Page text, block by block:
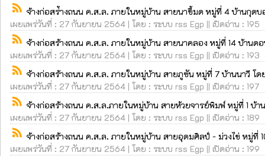
rss_feed จ้างก่อสร่้างถนน ค.ส.ล. ภายในหมู่บ้าน สายนาขี้มด หมู่ที่ 4 บ้านกุดบ
เผยแพร่วันที่ : 27 กันยายน 2564 | โดย : ระบบ rss Egp || เปิดอ่าน : 195
rss_feed จ้างก่อสร้างถนน ค.ส.ล. ภายในหมู่บ้าน สายนาคลอง หมู่ที่ 14 บ้านดอ
เผยแพร่วันที่ : 27 กันยายน 2564 | โดย : ระบบ rss Egp || เปิดอ่าน : 193
rss_feed จ้างก่อสร้างถนน ค.ส.ล. ภายในหมู่บ้าน สายภูซัน หมู่ที่ 7 บ้านนาวี โดย
เผยแพร่วันที่ : 27 กันยายน 2564 | โดย : ระบบ rss Egp || เปิดอ่าน : 197
rss_feed จ้างก่อสร้างถนน ค.ส.ล.ภายในหมู่บ้าน สายห้วยจารย์พิมพ์ หมู่ที่ 1 บ้า
เผยแพร่วันที่ : 27 กันยายน 2564 | โดย : ระบบ rss Egp || เปิดอ่าน : 189
rss_feed จ้างก่อสร้างถนน ค.ส.ล. ภายในหมู่บ้าน สายอุดมศิลป์ - ม่วงไข่ หมู่ที่
เผยแพร่วันที่ : 27 กันยายน 2564 | โดย : ระบบ rss Egp || เปิดอ่าน : 199